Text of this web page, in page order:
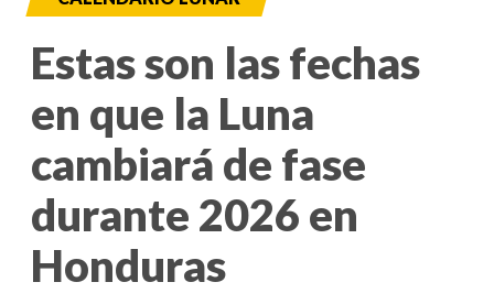
Estas son las fechas
en que la Luna
cambiará de fase
durante 2026 en
Honduras